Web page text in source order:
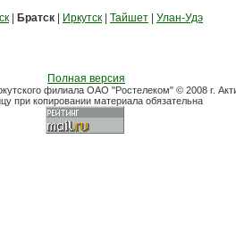
Братск Иркутск Тайшет Улан-Удэ
Полная версия
филиала ОАО "Ростелеком" © 2008 г.
при копировании материала обязательна